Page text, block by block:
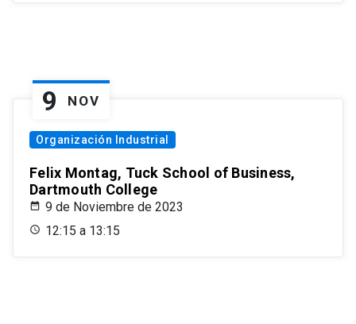
9 NOV
Organización Industrial
Felix Montag, Tuck School of Business,
Dartmouth College
9 de Noviembre de 2023
12:15 a 13:15